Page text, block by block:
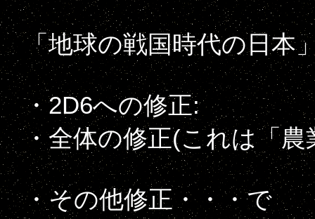
「地球の戦国時代の日本
・2D6への修正:
・全体の修正(これは「
・その他修正・・・で